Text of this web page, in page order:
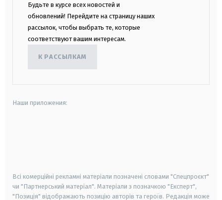
Будьте в курсе всех новостей и
обновлений! Перейдите на страницу наших
рассылок, чтобы выбрать те, которые
соответствуют вашим интересам.
К РАССЫЛКАМ
Наши приложения:
Всі комерційні рекламні матеріали позначені словами "Спецпроєкт"
чи "Партнерський матеріал". Матеріали з позначкою "Експерт",
"Позиція" відображають позицію авторів та героїв. Редакція може